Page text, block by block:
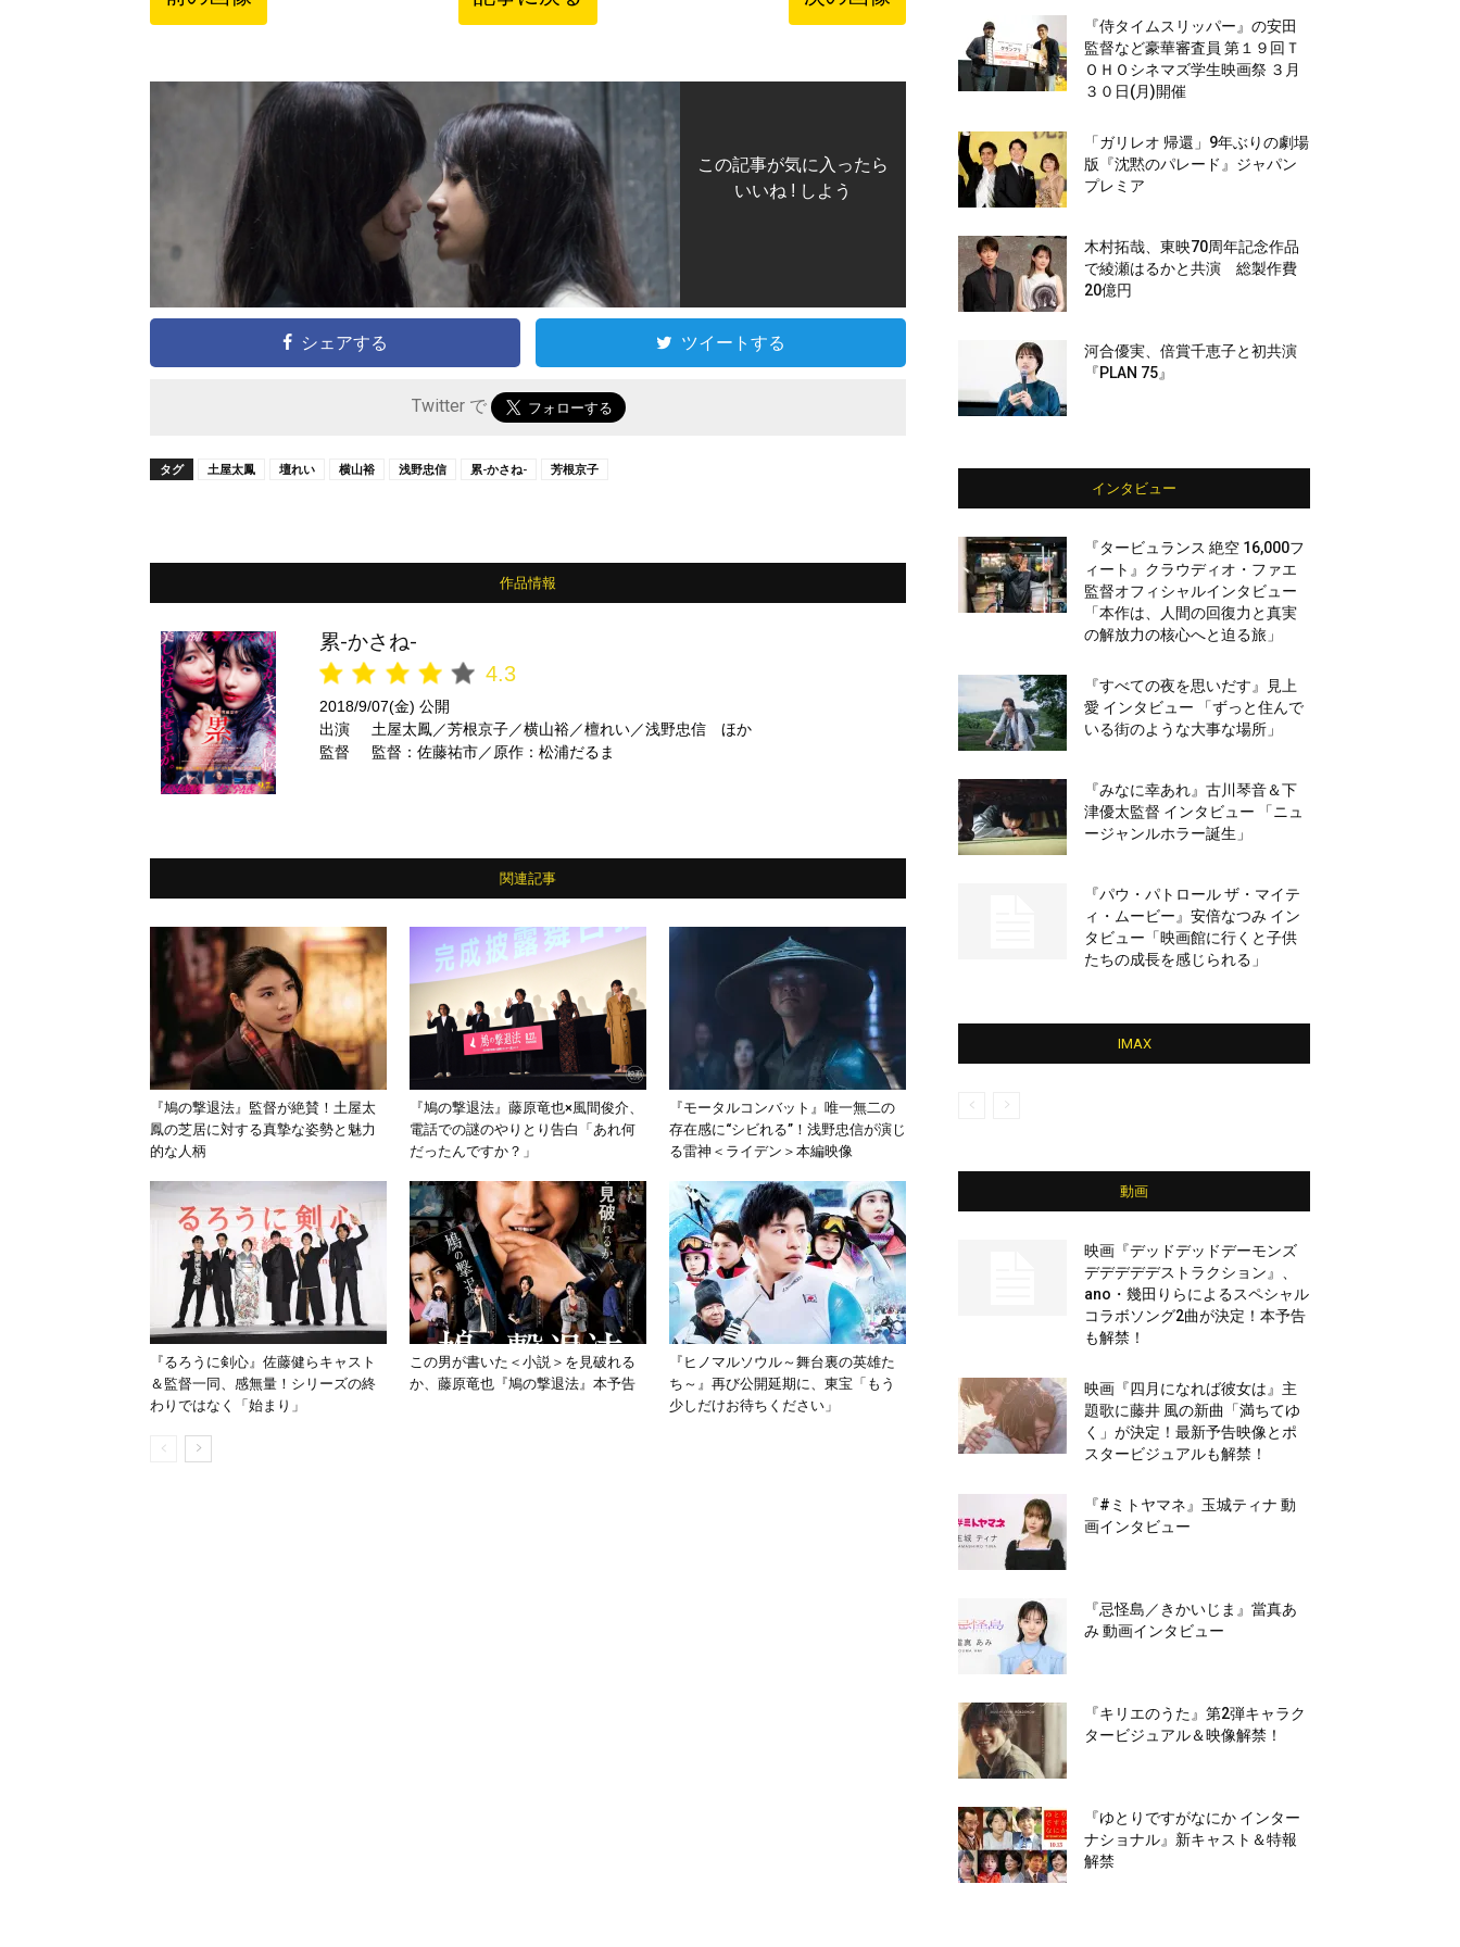
この記事が気に入ったら
いいね ! しよう
シェアする ツイートする
Twitter で
タグ 土屋太鳳 壇れい 横山裕 浅野忠信 累-かさね- 芳根京子
作品情報
累-かさね-
4.3
2018/9/07(金) 公開
出演
土屋太鳳／芳根京子／横山裕／檀れい／浅野忠信 ほか
監督
監督：佐藤祐市／原作：松浦だるま
関連記事
『鳩の撃退法』監督が絶賛！土屋太
鳳の芝居に対する真摯な姿勢と魅力
的な人柄
『鳩の撃退法』藤原竜也×風間俊介、
電話での謎のやりとり告白「あれ何
だったんですか？」
『モータルコンバット』唯一無二の
存在感に“シビれる”！浅野忠信が演じ
る雷神＜ライデン＞本編映像
『るろうに剣心』佐藤健らキャスト
＆監督一同、感無量！シリーズの終
わりではなく「始まり」
この男が書いた＜小説＞を見破れる
か、藤原竜也『鳩の撃退法』本予告
『ヒノマルソウル～舞台裏の英雄た
ち～』再び公開延期に、東宝「もう
少しだけお待ちください」
『侍タイムスリッパー』の安田
監督など豪華審査員 第１９回Ｔ
ＯＨＯシネマズ学生映画祭 ３月
３０日(月)開催
「ガリレオ 帰還」9年ぶりの劇場
版『沈黙のパレード』ジャパン
プレミア
木村拓哉、東映70周年記念作品
で綾瀬はるかと共演 総製作費
20億円
河合優実、倍賞千恵子と初共演
『PLAN 75』
インタビュー
『タービュランス 絶空 16,000フ
ィート』クラウディオ・ファエ
監督オフィシャルインタビュー
「本作は、人間の回復力と真実
の解放力の核心へと迫る旅」
『すべての夜を思いだす』見上
愛 インタビュー 「ずっと住んで
いる街のような大事な場所」
『みなに幸あれ』古川琴音＆下
津優太監督 インタビュー 「ニュ
ージャンルホラー誕生」
『パウ・パトロール ザ・マイテ
ィ・ムービー』安倍なつみ イン
タビュー「映画館に行くと子供
たちの成長を感じられる」
IMAX
動画
映画『デッドデッドデーモンズ
デデデデデストラクション』、
ano・幾田りらによるスペシャル
コラボソング2曲が決定！本予告
も解禁！
映画『四月になれば彼女は』主
題歌に藤井 風の新曲「満ちてゆ
く」が決定！最新予告映像とポ
スタービジュアルも解禁！
『#ミトヤマネ』玉城ティナ 動
画インタビュー
『忌怪島／きかいじま』當真あ
み 動画インタビュー
『キリエのうた』第2弾キャラク
タービジュアル＆映像解禁！
『ゆとりですがなにか インター
ナショナル』新キャスト＆特報
解禁